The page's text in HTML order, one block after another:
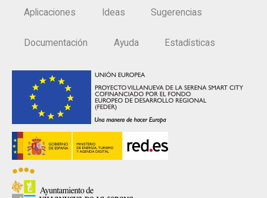
Aplicaciones Ideas Sugerencias
Documentación Ayuda Estadísticas